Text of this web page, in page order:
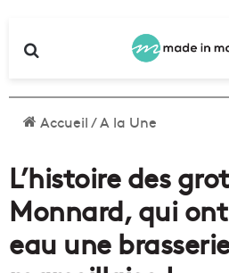
Accueil/A la Une
L’histoire des
Monnard, qui
eau une